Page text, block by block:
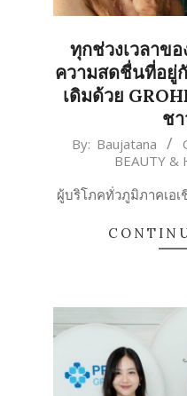
ทุกช่วงเวลาข
ความสดชื่นที่อยู่
เดิมด้วย
ชา
2026-
21
By: Baujatana
BEAUTY &
ผู้บริโภคทั่วภูมิภาคเอ